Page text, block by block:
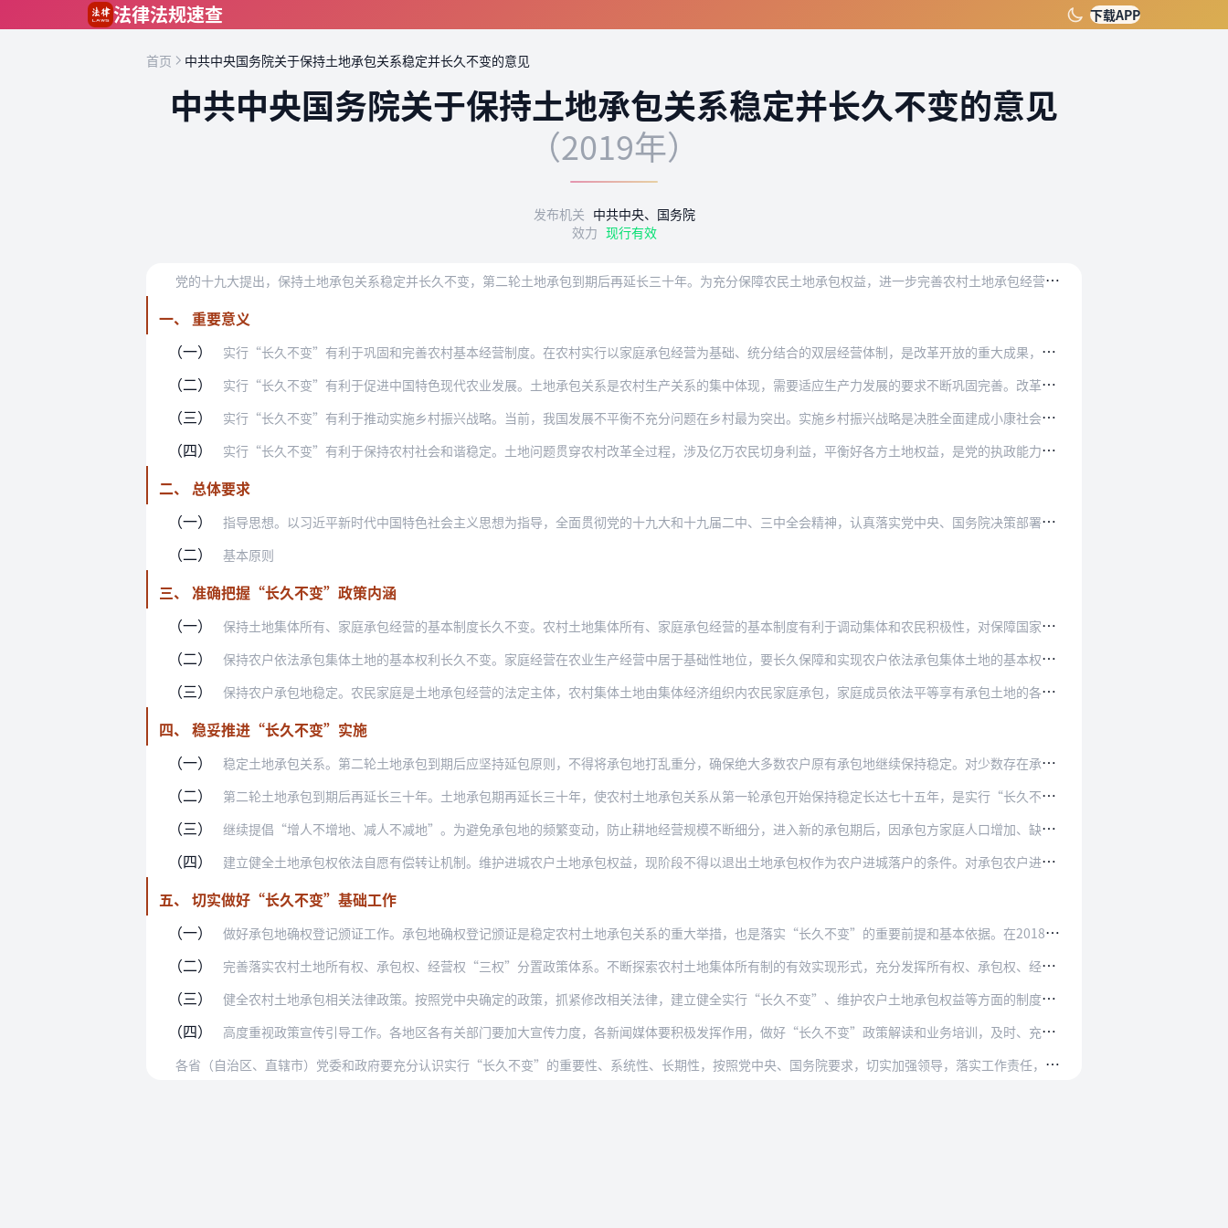
法律法规速查 下载APP
首页 中共中央国务院关于保持土地承包关系稳定并长久不变的意见
中共中央国务院关于保持土地承包关系稳定并长久不变的意见
（2019年）
发布机关 中共中央、国务院
效力 现行有效
党
的十九大提出，保持土地承包关系稳定并长久不变，第二轮土地承包到期后再延长三十年。为充分保障农民土地承包权益，进一步完善农村土地承包经营制度，推进实施乡村振兴战…
一、 重要意义
（一）
实行“长久不变”有利于巩固和完善农村基本经营制度。在农村实行以家庭承包经营为基础、统分结合的双层经营体制，是改革开放的重大成果，是农村基本经营制度。这一制度符合…
（二） 实行“长久不变”有利于促进中国特色现代农业发展。土地承包关系是农村生产关系的集中体现，需要适应生产力发展的要求不断巩固完善。改革开放初期实行家庭联产承包制，成功…
（三） 实行“长久不变”有利于推动实施乡村振兴战略。当前，我国发展不平衡不充分问题在乡村最为突出。实施乡村振兴战略是决胜全面建成小康社会、全面建设社会主义现代化国家的重…
（四） 实行“长久不变”有利于保持农村社会和谐稳定。土地问题贯穿农村改革全过程，涉及亿万农民切身利益，平衡好各方土地权益，是党的执政能力和国家治理水平的重要体现。实行“…
二、 总体要求
（一）
指导思想。以习近平新时代中国特色社会主义思想为指导，全面贯彻党的十九大和十九届二中、三中全会精神，认真落实党中央、国务院决策部署，紧紧围绕统筹推进“五位一体”总…
（二） 基本原则
三、 准确把握“长久不变”政策内涵
（一）
保持土地集体所有、家庭承包经营的基本制度长久不变。农村土地集体所有、家庭承包经营的基本制度有利于调动集体和农民积极性，对保障国家粮食安全和农产品有效供给具有重要…
（二） 保持农户依法承包集体土地的基本权利长久不变。家庭经营在农业生产经营中居于基础性地位，要长久保障和实现农户依法承包集体土地的基本权利。农村集体经济组织成员有权依法…
（三） 保持农户承包地稳定。农民家庭是土地承包经营的法定主体，农村集体土地由集体经济组织内农民家庭承包，家庭成员依法平等享有承包土地的各项权益。农户承包地要保持稳定，发…
四、 稳妥推进“长久不变”实施
（一）
稳定土地承包关系。第二轮土地承包到期后应坚持延包原则，不得将承包地打乱重分，确保绝大多数农户原有承包地继续保持稳定。对少数存在承包地因自然灾害毁损等特殊情形且群…
（二） 第二轮土地承包到期后再延长三十年。土地承包期再延长三十年，使农村土地承包关系从第一轮承包开始保持稳定长达七十五年，是实行“长久不变”的重大举措。现有承包地在第二…
（三） 继续提倡“增人不增地、减人不减地”。为避免承包地的频繁变动，防止耕地经营规模不断细分，进入新的承包期后，因承包方家庭人口增加、缺地少地导致生活困难的，要帮助其提…
（四） 建立健全土地承包权依法自愿有偿转让机制。维护进城农户土地承包权益，现阶段不得以退出土地承包权作为农户进城落户的条件。对承包农户进城落户的，引导支持其按照自愿有偿…
五、 切实做好“长久不变”基础工作
（一）
做好承包地确权登记颁证工作。承包地确权登记颁证是稳定农村土地承包关系的重大举措，也是落实“长久不变”的重要前提和基本依据。在2018年年底前基本完成确权登记颁证…
（二） 完善落实农村土地所有权、承包权、经营权“三权”分置政策体系。不断探索农村土地集体所有制的有效实现形式，充分发挥所有权、承包权、经营权的各自功能和整体效用，形成层…
（三） 健全农村土地承包相关法律政策。按照党中央确定的政策，抓紧修改相关法律，建立健全实行“长久不变”、维护农户土地承包权益等方面的制度体系。在第二轮土地承包到期前，中…
（四） 高度重视政策宣传引导工作。各地区各有关部门要加大宣传力度，各新闻媒体要积极发挥作用，做好“长久不变”政策解读和业务培训，及时、充分、有针对性地发布信息，使广大农…
各
省（自治区、直辖市）党委和政府要充分认识实行“长久不变”的重要性、系统性、长期性，按照党中央、国务院要求，切实加强领导，落实工作责任，研究解决实行“长久不变”…